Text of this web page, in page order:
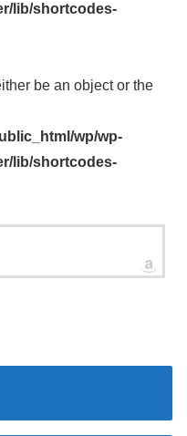
lib/shortcodes-
be an object or the
wp/wp-
lib/shortcodes-